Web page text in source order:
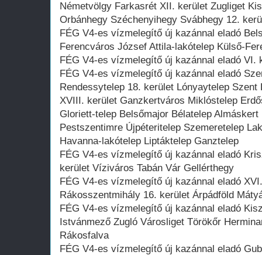
Németvölgy Farkasrét XII. kerület Zugliget
Orbánhegy Széchenyihegy Svábhegy 12.
FÉG V4-es vízmelegítő új kazánnal eladó
Ferencváros József Attila-lakótelep Külső-
FÉG V4-es vízmelegítő új kazánnal eladó VI.
FÉG V4-es vízmelegítő új kazánnal eladó
Rendessytelep 18. kerület Lónyaytelep
XVIII. kerület Ganzkertváros Miklóstelep
Gloriett-telep Belsőmajor Bélatelep
Pestszentimre Újpéteritelep Szemeretelep
Havanna-lakótelep Liptáktelep Ganztelep
FÉG V4-es vízmelegítő új kazánnal eladó
kerület Víziváros Tabán Vár Gellérthegy
FÉG V4-es vízmelegítő új kazánnal eladó
Rákosszentmihály 16. kerület Árpádföld
FÉG V4-es vízmelegítő új kazánnal eladó
Istvánmező Zugló Városliget Törökőr
Rákosfalva
FÉG V4-es vízmelegítő új kazánnal eladó